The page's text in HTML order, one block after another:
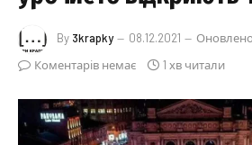
By 3krapky 08.12.2021
Коментарів немає
1 хв читали